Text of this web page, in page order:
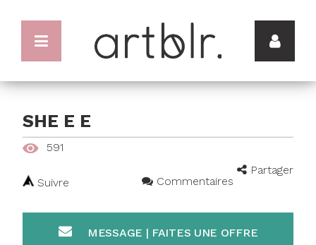
SHE E E
591
Partager
Suivre
Commentaires
MESSAGE | FAITES UNE OFFRE